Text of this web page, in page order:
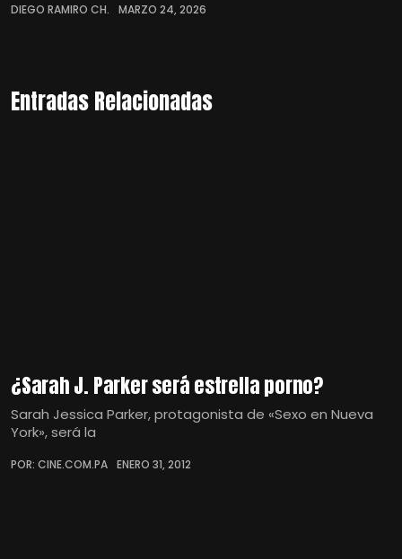
DIEGO RAMIRO CH. MARZO 24, 2026
Entradas Relacionadas
¿Sarah J. Parker será estrella porno?
Sarah Jessica Parker, protagonista de «Sexo en Nueva
York», será la
POR: CINE.COM.PA ENERO 31, 2012